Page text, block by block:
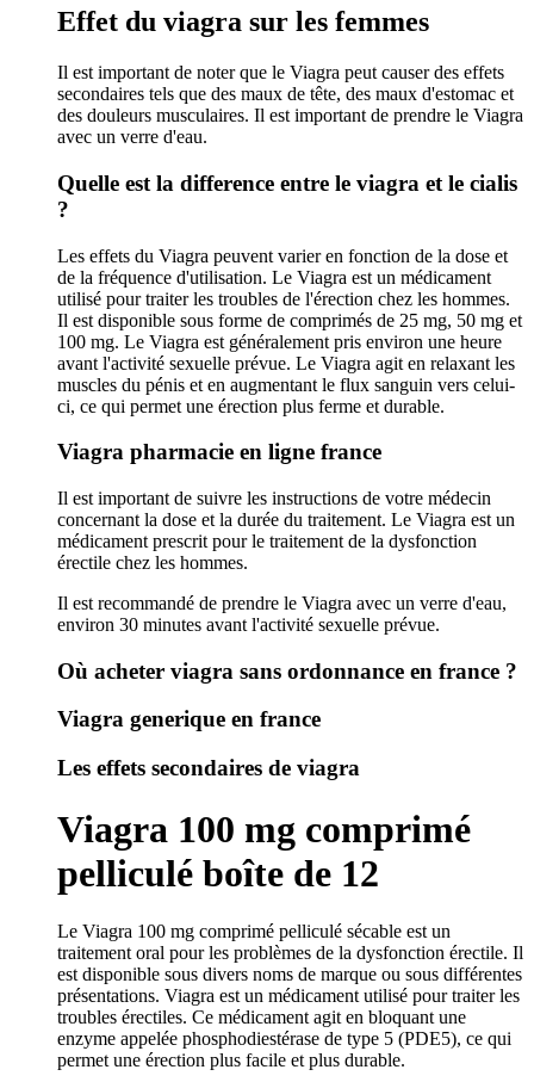
Effet du viagra sur les femmes
Il est important de noter que le Viagra peut causer des effets
secondaires tels que des maux de tête, des maux d'estomac et
des douleurs musculaires. Il est important de prendre le Viagra
avec un verre d'eau.
Quelle est la difference entre le viagra et le cialis
?
Les effets du Viagra peuvent varier en fonction de la dose et
de la fréquence d'utilisation. Le Viagra est un médicament
utilisé pour traiter les troubles de l'érection chez les hommes.
Il est disponible sous forme de comprimés de 25 mg, 50 mg et
100 mg. Le Viagra est généralement pris environ une heure
avant l'activité sexuelle prévue. Le Viagra agit en relaxant les
muscles du pénis et en augmentant le flux sanguin vers celui-
ci, ce qui permet une érection plus ferme et durable.
Viagra pharmacie en ligne france
Il est important de suivre les instructions de votre médecin
concernant la dose et la durée du traitement. Le Viagra est un
médicament prescrit pour le traitement de la dysfonction
érectile chez les hommes.
Il est recommandé de prendre le Viagra avec un verre d'eau,
environ 30 minutes avant l'activité sexuelle prévue.
Où acheter viagra sans ordonnance en france ?
Viagra generique en france
Les effets secondaires de viagra
Viagra 100 mg comprimé
pelliculé boîte de 12
Le Viagra 100 mg comprimé pelliculé sécable est un
traitement oral pour les problèmes de la dysfonction érectile. Il
est disponible sous divers noms de marque ou sous différentes
présentations. Viagra est un médicament utilisé pour traiter les
troubles érectiles. Ce médicament agit en bloquant une
enzyme appelée phosphodiestérase de type 5 (PDE5), ce qui
permet une érection plus facile et plus durable.